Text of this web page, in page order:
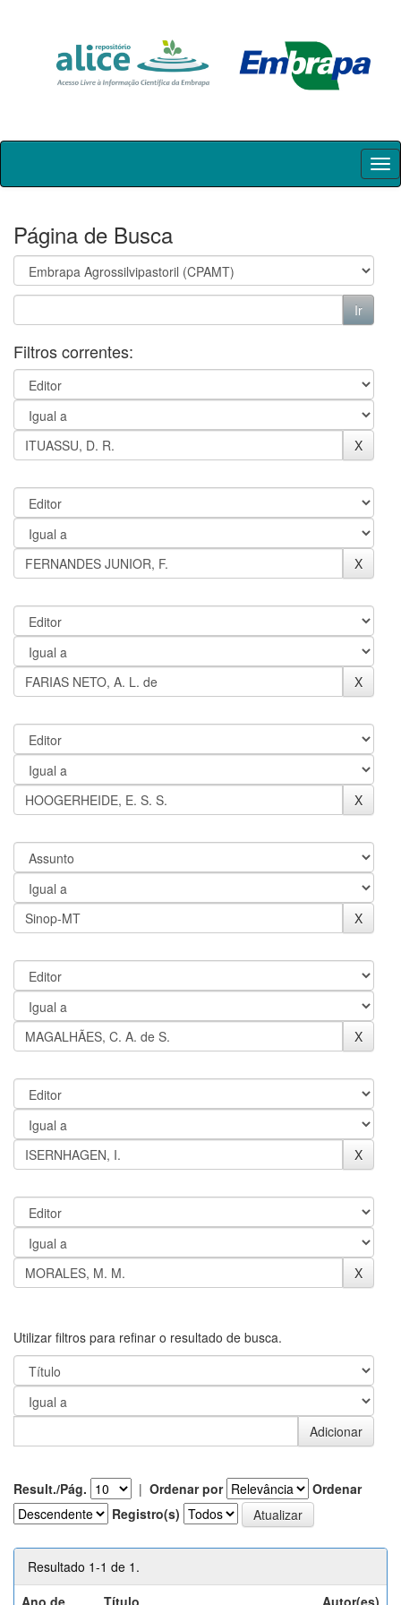
Skip
Página de Busca
Filtros correntes:
Utilizar filtros para refinar o resultado de busca.
Result./Pág. | Ordenar por
Ordenar
Registro(s)
Resultado 1-1 de 1.
Ano de
Título Autor(es)